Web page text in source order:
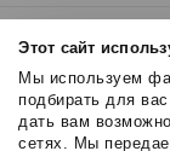
Этот сайт
Мы используем
подбирать для
дать вам
сетях. Мы
Правила
Безопасность
Политика
Политика Cookies